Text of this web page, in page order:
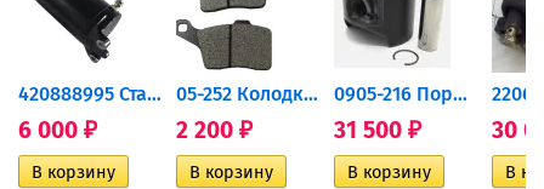
420888995 Стартер для...
6 000 ₽
05-252 Колодки тормозные...
2 200 ₽
0905-216 Поршень Arctic Cat...
31 500 ₽ 30